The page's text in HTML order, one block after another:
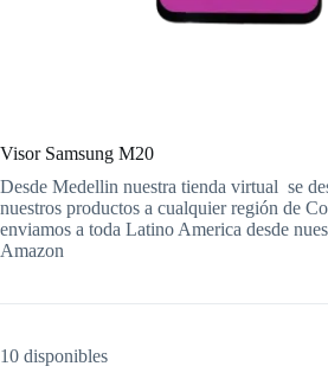
Visor Samsung M20
Desde Medellin nuestra tienda virtual se
nuestros productos a cualquier región de
enviamos a toda Latino America desde
Amazon
10 disponibles